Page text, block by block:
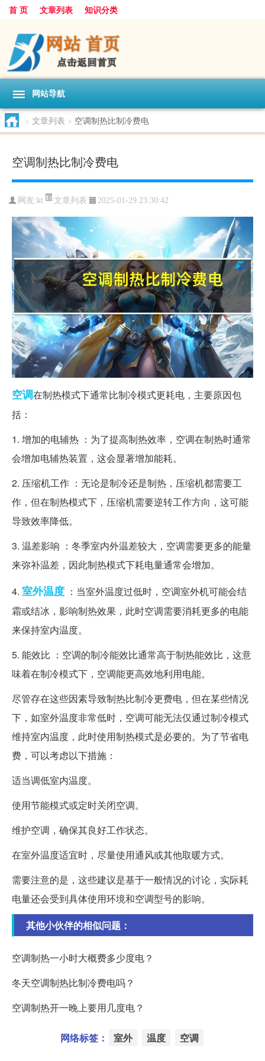
首 页 文章列表 知识分类
网站导航
> 文章列表 > 空调制热比制冷费电
空调制热比制冷费电
网友:kt 文章列表 2025-01-29 23:30:42
空调在制热模式下通常比制冷模式更耗电，主要原因包
括：
1. 增加的电辅热 ：为了提高制热效率，空调在制热时通常
会增加电辅热装置，这会显著增加能耗。
2. 压缩机工作 ：无论是制冷还是制热，压缩机都需要工
作，但在制热模式下，压缩机需要逆转工作方向，这可能
导致效率降低。
3. 温差影响 ：冬季室内外温差较大，空调需要更多的能量
来弥补温差，因此制热模式下耗电量通常会增加。
4. 室外温度 ：当室外温度过低时，空调室外机可能会结
霜或结冰，影响制热效果，此时空调需要消耗更多的电能
来保持室内温度。
5. 能效比 ：空调的制冷能效比通常高于制热能效比，这意
味着在制冷模式下，空调能更高效地利用电能。
尽管存在这些因素导致制热比制冷更费电，但在某些情况
下，如室外温度非常低时，空调可能无法仅通过制冷模式
维持室内温度，此时使用制热模式是必要的。为了节省电
费，可以考虑以下措施：
适当调低室内温度。
使用节能模式或定时关闭空调。
维护空调，确保其良好工作状态。
在室外温度适宜时，尽量使用通风或其他取暖方式。
需要注意的是，这些建议是基于一般情况的讨论，实际耗
电量还会受到具体使用环境和空调型号的影响。
其他小伙伴的相似问题：
空调制热一小时大概费多少度电？
冬天空调制热比制冷费电吗？
空调制热开一晚上要用几度电？
网络标签： 室外 温度 空调